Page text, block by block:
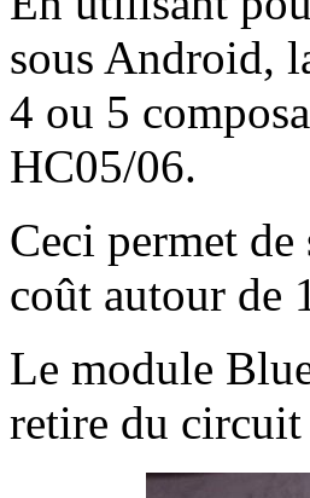
sous Android,
4 ou 5
HC05/06.
Ceci permet
coût autour de
Le module
retire du